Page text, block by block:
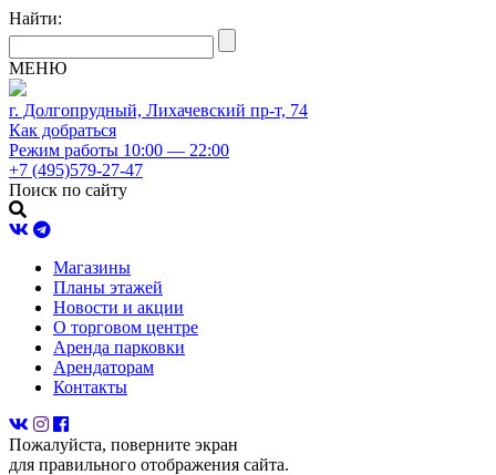
Найти:
МЕНЮ
г. Долгопрудный, Лихачевский пр-т, 74
Как добраться
Режим работы 10:00 — 22:00
+7 (495)579-27-47
Поиск по сайту
Магазины
Планы этажей
Новости и акции
О торговом центре
Аренда парковки
Арендаторам
Контакты
Пожалуйста, поверните экран
для правильного отображения сайта.